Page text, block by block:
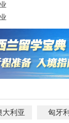
大利亚 匈牙利